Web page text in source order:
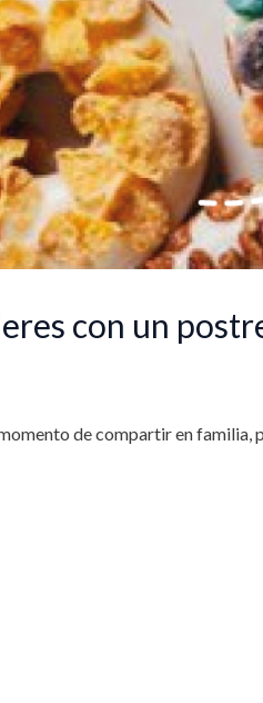
con un
de compartir en familia,